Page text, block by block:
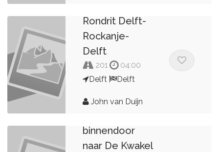
Rondrit Delft-
Rockanje-
Delft
201
04:00
Delft
Delft
John van Duijn
binnendoor
naar De Kwakel